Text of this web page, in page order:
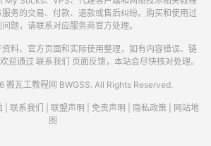
务的交易、付款、退款或售后纠纷。购买和使用过
题，请联系对应服务商官方处理。
料、官方页面和实际使用整理，如有内容错误、链
迎通过 联系我们 页面反馈，本站会尽快核对处理。
瓦工教程网 BWGSS. All Rights Reserved.
| 联系我们 联盟声明 免责声明 隐私政策
网站地
图